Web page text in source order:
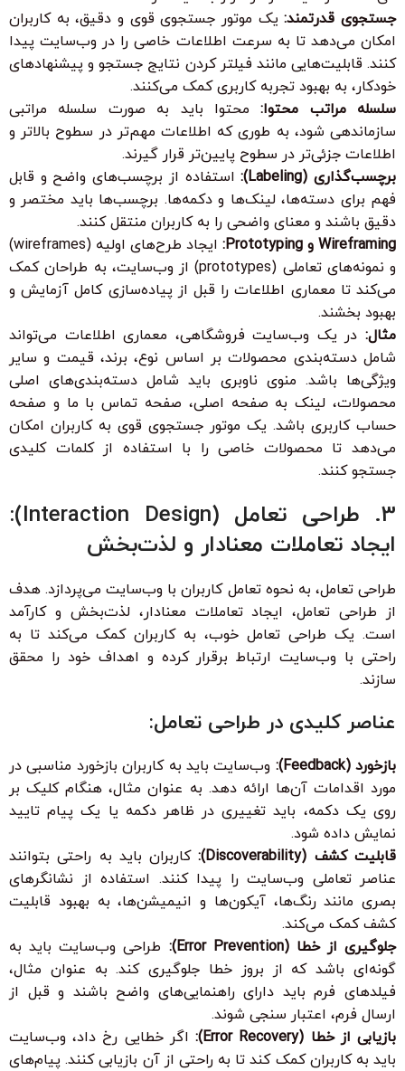
جستجوی قدرتمند:یک موتور جستجوی قوی و دقیق، به کاربران
امکان می‌دهد تا به سرعت اطلاعات خاصی را در وب‌سایت پیدا
کنند. قابلیت‌هایی مانند فیلتر کردن نتایج جستجو و پیشنهادهای
خودکار، به بهبود تجربه کاربری کمک می‌کنند.
سلسله مراتب محتوا:محتوا باید به صورت سلسله مراتبی
سازماندهی شود، به طوری که اطلاعات مهم‌تر در سطوح بالاتر و
اطلاعات جزئی‌تر در سطوح پایین‌تر قرار گیرند.
برچسب‌گذاری (Labeling):
استفاده از برچسب‌های واضح و قابل
فهم برای دسته‌ها، لینک‌ها و دکمه‌ها. برچسب‌ها باید مختصر و
دقیق باشند و معنای واضحی را به کاربران منتقل کنند.
Wireframing و Prototyping:
ایجاد طرح‌های اولیه (wireframes)
و نمونه‌های تعاملی (prototypes) از وب‌سایت، به طراحان کمک
می‌کند تا معماری اطلاعات را قبل از پیاده‌سازی کامل آزمایش و
بهبود بخشند.
مثال: در یک وب‌سایت فروشگاهی، معماری اطلاعات می‌تواند
شامل دسته‌بندی محصولات بر اساس نوع، برند، قیمت و سایر
ویژگی‌ها باشد. منوی ناوبری باید شامل دسته‌بندی‌های اصلی
محصولات، لینک به صفحه اصلی، صفحه تماس با ما و صفحه
حساب کاربری باشد. یک موتور جستجوی قوی به کاربران امکان
می‌دهد تا محصولات خاصی را با استفاده از کلمات کلیدی
جستجو کنند.
3. طراحی تعامل (Interaction Design):
ایجاد تعاملات معنادار و لذت‌بخش
طراحی تعامل، به نحوه تعامل کاربران با وب‌سایت می‌پردازد. هدف
از طراحی تعامل، ایجاد تعاملات معنادار، لذت‌بخش و کارآمد
است. یک طراحی تعامل خوب، به کاربران کمک می‌کند تا به
راحتی با وب‌سایت ارتباط برقرار کرده و اهداف خود را محقق
سازند.
عناصر کلیدی در طراحی تعامل:
بازخورد (Feedback):
وب‌سایت باید به کاربران بازخورد مناسبی در
مورد اقدامات آن‌ها ارائه دهد. به عنوان مثال، هنگام کلیک بر
روی یک دکمه، باید تغییری در ظاهر دکمه یا یک پیام تایید
نمایش داده شود.
قابلیت کشف (Discoverability):
کاربران باید به راحتی بتوانند
عناصر تعاملی وب‌سایت را پیدا کنند. استفاده از نشانگرهای
بصری مانند رنگ‌ها، آیکون‌ها و انیمیشن‌ها، به بهبود قابلیت
کشف کمک می‌کند.
جلوگیری از خطا (Error Prevention):
طراحی وب‌سایت باید به
گونه‌ای باشد که از بروز خطا جلوگیری کند. به عنوان مثال،
فیلدهای فرم باید دارای راهنمایی‌های واضح باشند و قبل از
ارسال فرم، اعتبار سنجی شوند.
بازیابی از خطا (Error Recovery):
اگر خطایی رخ داد، وب‌سایت
باید به کاربران کمک کند تا به راحتی از آن بازیابی کنند. پیام‌های